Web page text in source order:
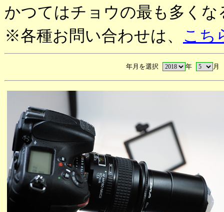
かつてはチョウの最も多く
※各種お問い合わせは、 こち
年月を選択 年 月